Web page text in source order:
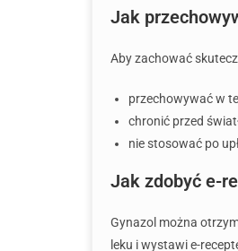
Jak
Aby zachować
przechowywać w
chronić przed
nie stosować po
Jak zdobyć e-
Gynazol można
leku i wystawi e-